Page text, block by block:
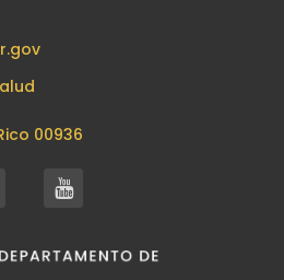
00936